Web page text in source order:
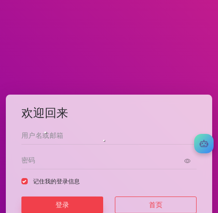
欢迎回来
记住我的登录信息
登录 首页